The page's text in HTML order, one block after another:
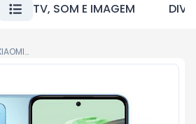
TV, SOM E IMAGEM
CELULAR XIAOMI NOTE 12 5G 256GB / 8GB RAM AZUL CX361AZU